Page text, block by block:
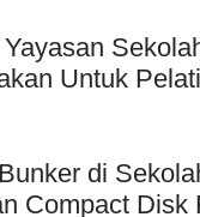
Untuk
di
Compact